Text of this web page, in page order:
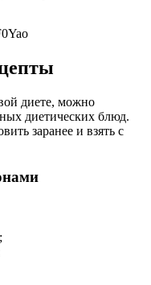
диете, можно
диетических блюд.
заранее и взять с